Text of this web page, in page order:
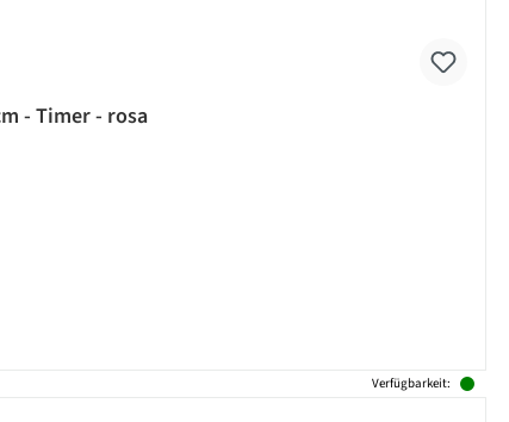
- Timer - rosa
Verfügbarkeit: